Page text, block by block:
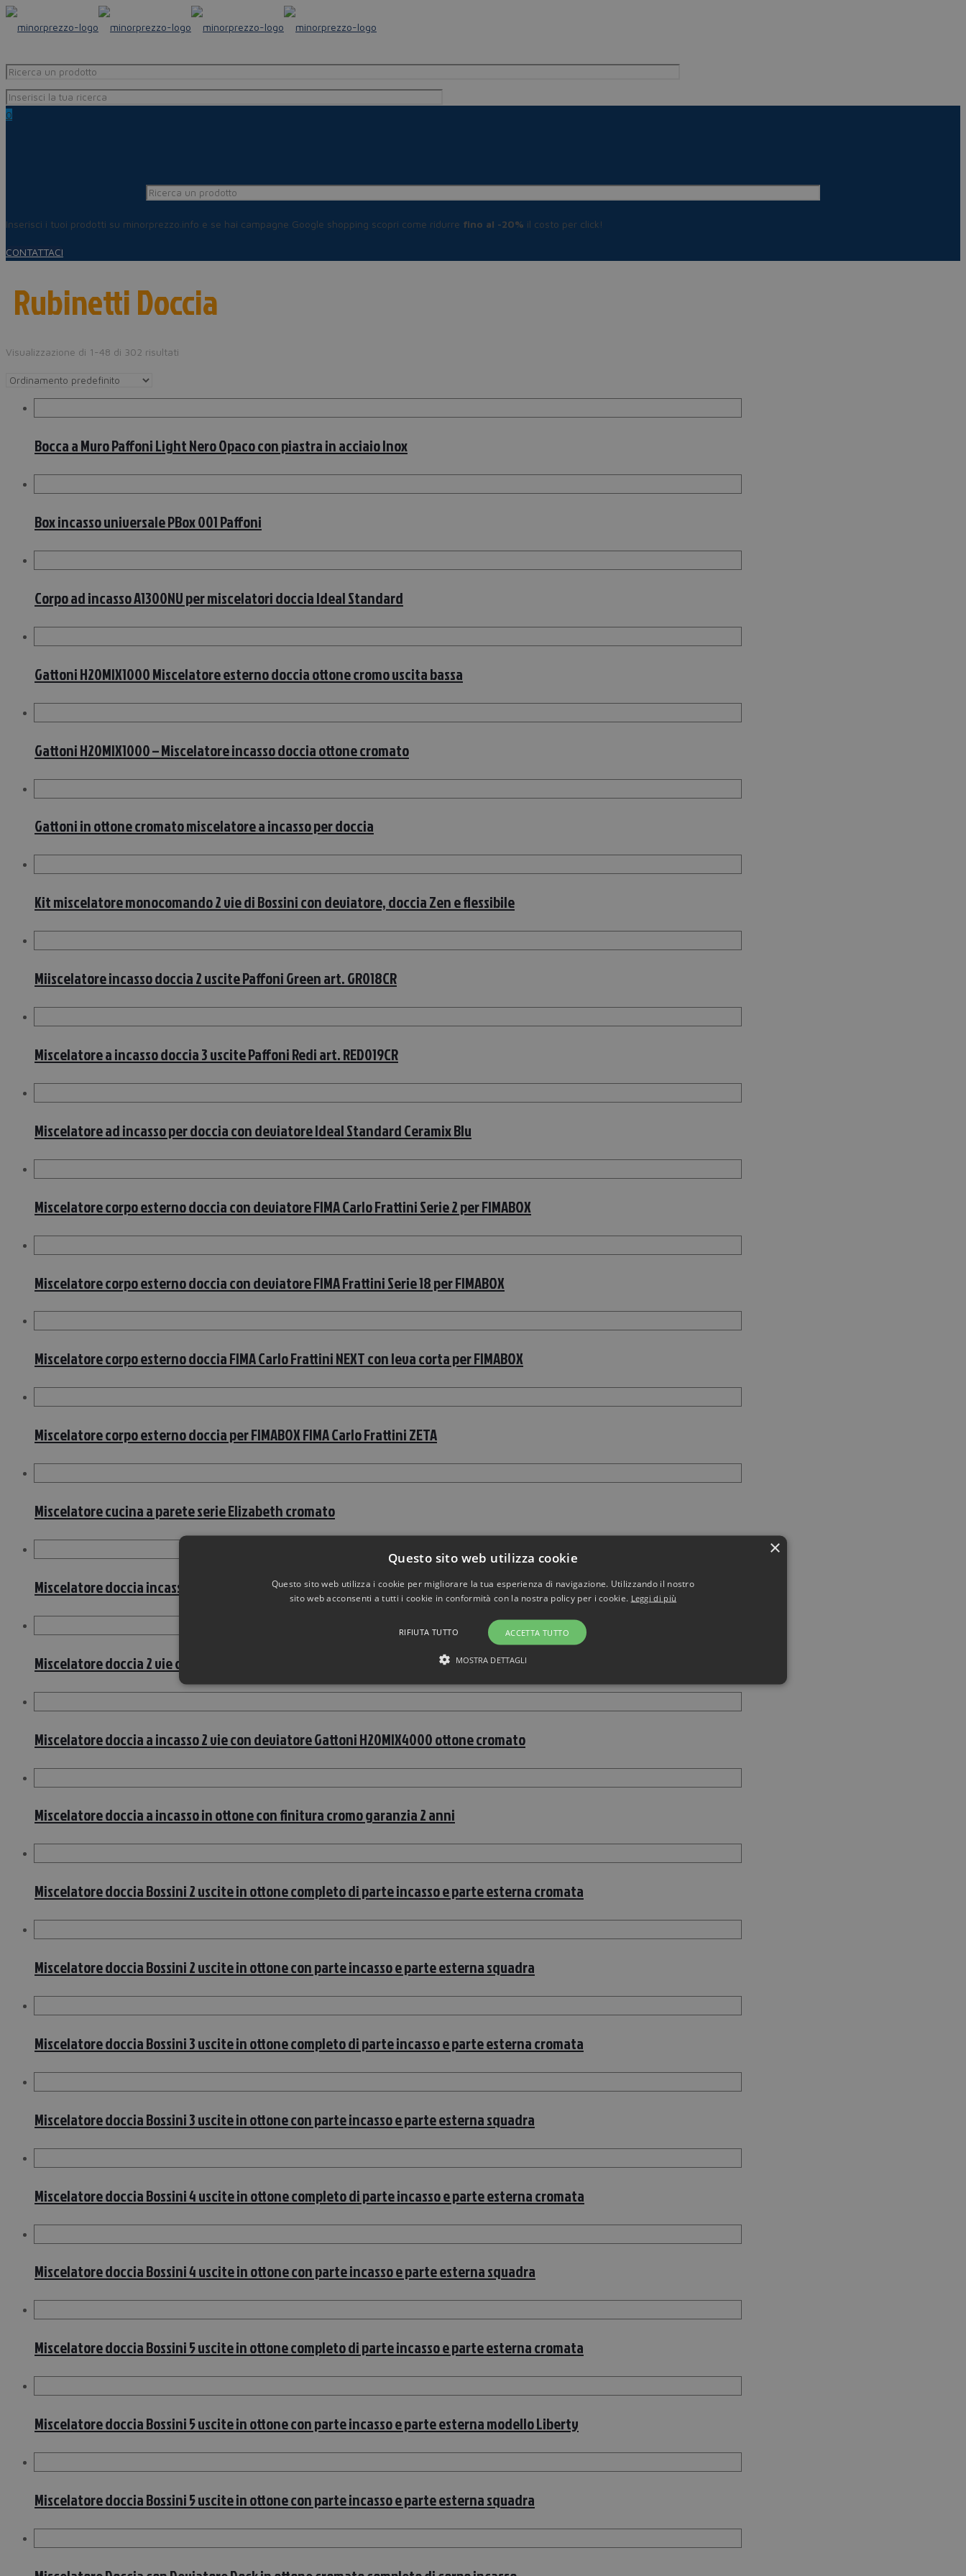
0
Inserisci i tuoi prodotti su minorprezzo.info e se hai campagne Google shopping scopri come ridurre fino al -20% il costo per click!
CONTATTACI
Rubinetti Doccia
Visualizzazione di 1-48 di 302 risultati
Bocca a Muro Paffoni Light Nero Opaco con piastra in acciaio Inox
Box incasso universale PBox 001 Paffoni
Corpo ad incasso A1300NU per miscelatori doccia Ideal Standard
Gattoni H20MIX1000 Miscelatore esterno doccia ottone cromo uscita bassa
Gattoni H20MIX1000 – Miscelatore incasso doccia ottone cromato
Gattoni in ottone cromato miscelatore a incasso per doccia
Kit miscelatore monocomando 2 vie di Bossini con deviatore, doccia Zen e flessibile
Miiscelatore incasso doccia 2 uscite Paffoni Green art. GR018CR
Miscelatore a incasso doccia 3 uscite Paffoni Redi art. RED019CR
Miscelatore ad incasso per doccia con deviatore Ideal Standard Ceramix Blu
Miscelatore corpo esterno doccia con deviatore FIMA Carlo Frattini Serie 2 per FIMABOX
Miscelatore corpo esterno doccia con deviatore FIMA Frattini Serie 18 per FIMABOX
Miscelatore corpo esterno doccia FIMA Carlo Frattini NEXT con leva corta per FIMABOX
Miscelatore corpo esterno doccia per FIMABOX FIMA Carlo Frattini ZETA
Miscelatore cucina a parete serie Elizabeth cromato
Miscelatore doccia incasso Paffoni Stick con 3 uscite art. SK019CR
Miscelatore doccia 2 vie con deviatore Gattoni H20MIX6000 ottone cromato. Installazione a incasso
Miscelatore doccia a incasso 2 vie con deviatore Gattoni H20MIX4000 ottone cromato
Miscelatore doccia a incasso in ottone con finitura cromo garanzia 2 anni
Miscelatore doccia Bossini 2 uscite in ottone completo di parte incasso e parte esterna cromata
Miscelatore doccia Bossini 2 uscite in ottone con parte incasso e parte esterna squadra
Miscelatore doccia Bossini 3 uscite in ottone completo di parte incasso e parte esterna cromata
Miscelatore doccia Bossini 3 uscite in ottone con parte incasso e parte esterna squadra
Miscelatore doccia Bossini 4 uscite in ottone completo di parte incasso e parte esterna cromata
Miscelatore doccia Bossini 4 uscite in ottone con parte incasso e parte esterna squadra
Miscelatore doccia Bossini 5 uscite in ottone completo di parte incasso e parte esterna cromata
Miscelatore doccia Bossini 5 uscite in ottone con parte incasso e parte esterna modello Liberty
Miscelatore doccia Bossini 5 uscite in ottone con parte incasso e parte esterna squadra
×
Questo sito web utilizza cookie
Questo sito web utilizza i cookie per migliorare la tua esperienza di navigazione. Utilizzando il nostro
sito web acconsenti a tutti i cookie in conformità con la nostra policy per i cookie. Leggi di più
ACCETTA TUTTO
RIFIUTA TUTTO
MOSTRA DETTAGLI